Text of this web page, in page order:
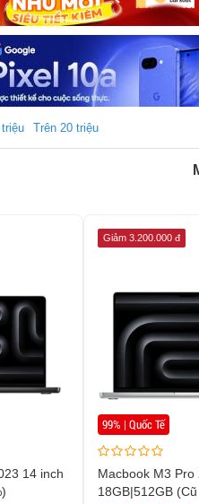
Trên 20 triệu
14 inch
99% | Quốc Tế
Giảm 3.200.000 đ
Macbook M3 Pro
18GB|512GB